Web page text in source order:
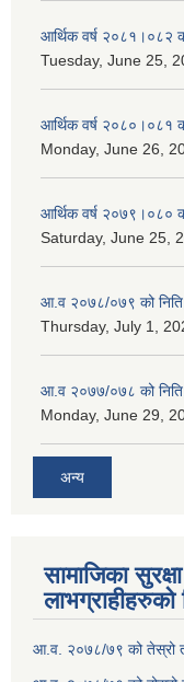
आर्थिक वर्ष २०८१।०८२
Tuesday, June 25,
आर्थिक वर्ष २०८०।०८१
Monday, June 26,
आर्थिक वर्ष २०७९।०८०
Saturday, June 25,
आ.व २०७८/०७९ को
Thursday, July 1,
आ.व २०७७/०७८ को
Monday, June 29,
अन्य
सामाजिका
लाभग्राहीहरुको
आ.व. २०७८/७९ को तेस्रो